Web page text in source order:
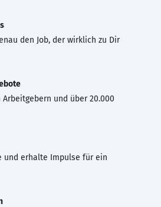
den Job, der wirklich zu Dir
und über 20.000
und erhalte Impulse für ein